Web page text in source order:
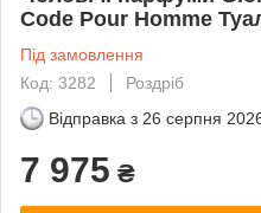
Code Pour Homme
Під замовлення
Код: 3282
Роздріб
Відправка з 26 серпня
7 975 ₴